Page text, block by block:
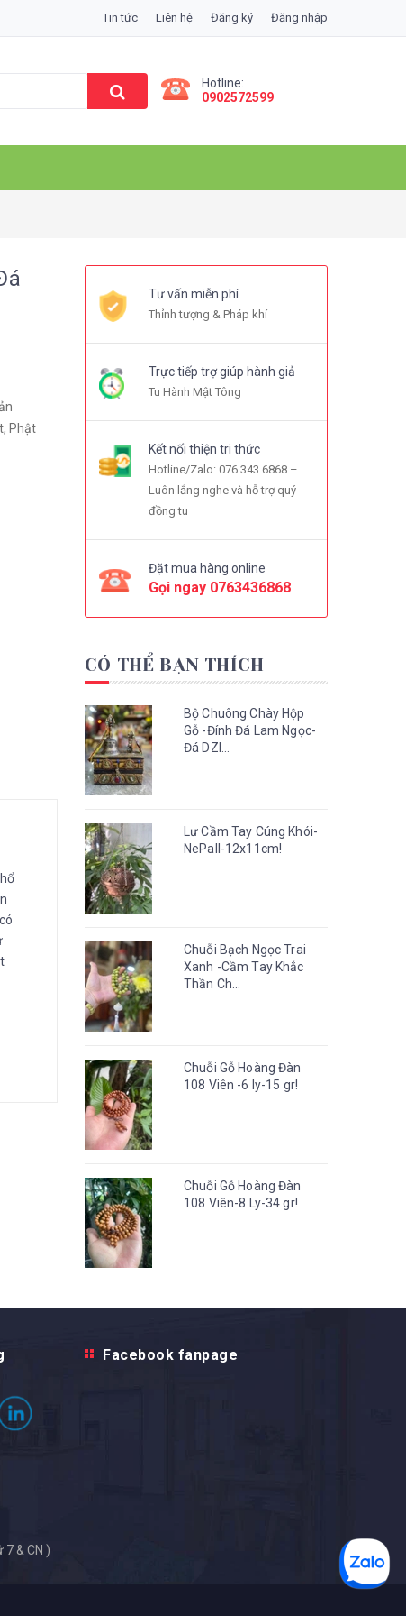
Tin tức Liên hệ Đăng ký Đăng nhập
Hotline:
0902572599
Phật
Tư vấn miễn phí
Thỉnh tượng & Pháp khí
Trực tiếp trợ giúp hành giả
Tu Hành Mật Tông
Kết nối thiện tri thức
Hotline/Zalo: 076.343.6868 –
Luôn lắng nghe và hỗ trợ quý
đồng tu
Đặt mua hàng online
Gọi ngay 0763436868
CÓ THỂ BẠN THÍCH
Bộ Chuông Chày Hộp
Gỗ -Đính Đá Lam Ngọc-
Đá DZI...
Lư Cầm Tay Cúng Khói-
NePall-12x11cm!
Chuỗi Bạch Ngọc Trai
Xanh -Cầm Tay Khắc
Thần Ch...
Chuỗi Gỗ Hoàng Đàn
108 Viên -6 ly-15 gr!
Chuỗi Gỗ Hoàng Đàn
108 Viên-8 Ly-34 gr!
& CN )
Facebook fanpage